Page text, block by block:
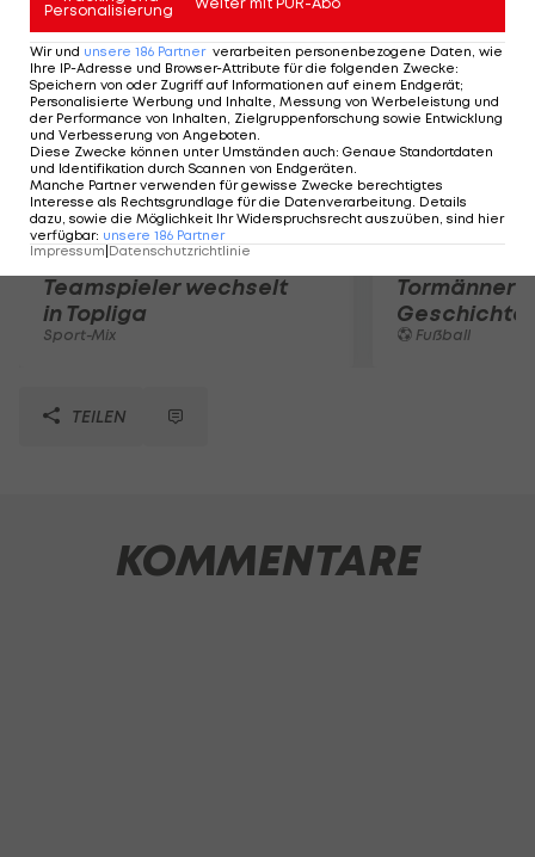
Karrieresprung! ÖVV-
Teamspieler wechselt
in Topliga
Sport-Mix
Tormänner
Geschichte
Fußball
TEILEN
KOMMENTARE
Personalisierung
Wir und unsere 186 Partner verarbeiten personenbezogene Daten, wie
Ihre IP-Adresse und Browser-Attribute für die folgenden Zwecke:
Speichern von oder Zugriff auf Informationen auf einem Endgerät;
Personalisierte Werbung und Inhalte, Messung von Werbeleistung und
der Performance von Inhalten, Zielgruppenforschung sowie Entwicklung
und Verbesserung von Angeboten.
Diese Zwecke können unter Umständen auch: Genaue Standortdaten
und Identifikation durch Scannen von Endgeräten.
Manche Partner verwenden für gewisse Zwecke berechtigtes
Interesse als Rechtsgrundlage für die Datenverarbeitung. Details
dazu, sowie die Möglichkeit Ihr Widerspruchsrecht auszuüben, sind hier
verfügbar: unsere 186 Partner
Impressum Datenschutzrichtlinie